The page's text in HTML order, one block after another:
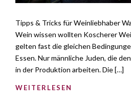
Tipps & Tricks für Weinliebhaber
Wein wissen wollten Koscherer
gelten fast die gleichen
Essen. Nur männliche Juden, die
in der Produktion arbeiten. Die […]
WEITERLESEN